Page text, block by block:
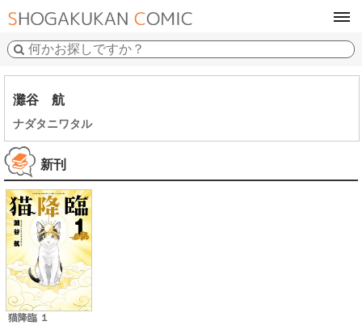
灘谷 航
ナダタニワタル
新刊
猫降臨 １